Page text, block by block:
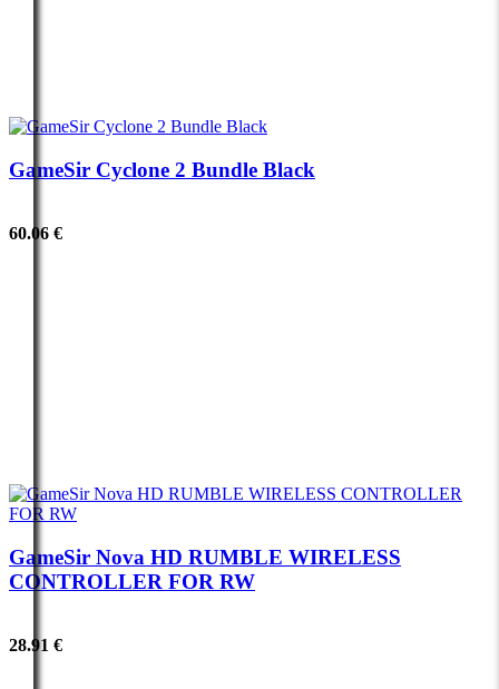
GameSir Cyclone 2 Bundle Black
60.06 €
GameSir Nova HD RUMBLE WIRELESS
CONTROLLER FOR RW
28.91 €